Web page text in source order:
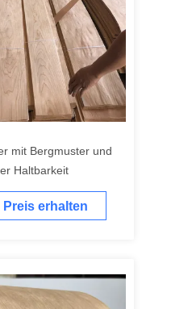
mit Bergmuster und
Haltbarkeit
Preis erhalten